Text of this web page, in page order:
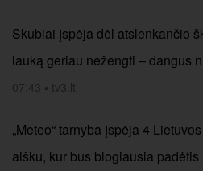
Skubiai įspėja dėl atslenkančio
lauką geriau nežengti – dangus
07:43 • tv3.lt
„Meteo“ tarnyba įspėja 4
aišku, kur bus blogiausia padėtis